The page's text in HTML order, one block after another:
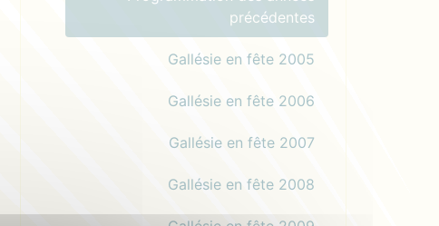
précédentes
Gallésie en fête 2005
Gallésie en fête 2006
Gallésie en fête 2007
Gallésie en fête 2008